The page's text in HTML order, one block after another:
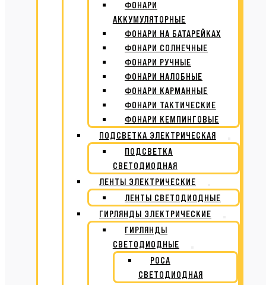
ФОНАРИ
АККУМУЛЯТОРНЫЕ
ФОНАРИ НА БАТАРЕЙКАХ
ФОНАРИ СОЛНЕЧНЫЕ
ФОНАРИ РУЧНЫЕ
ФОНАРИ НАЛОБНЫЕ
ФОНАРИ КАРМАННЫЕ
ФОНАРИ ТАКТИЧЕСКИЕ
ФОНАРИ КЕМПИНГОВЫЕ
ПОДСВЕТКА ЭЛЕКТРИЧЕСКАЯ
ПОДСВЕТКА
СВЕТОДИОДНАЯ
ЛЕНТЫ ЭЛЕКТРИЧЕСКИЕ
ЛЕНТЫ СВЕТОДИОДНЫЕ
ГИРЛЯНДЫ ЭЛЕКТРИЧЕСКИЕ
ГИРЛЯНДЫ
СВЕТОДИОДНЫЕ
РОСА
СВЕТОДИОДНАЯ